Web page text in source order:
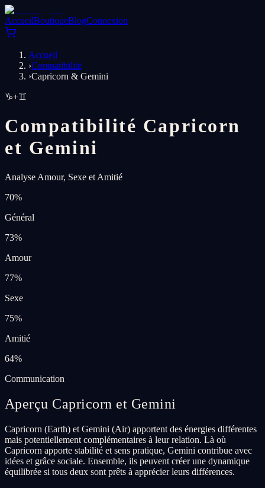
AccueilBoutiqueBlogConnexion
Accueil
›Compatibilité
›Capricorn & Gemini
♑+♊
Compatibilité Capricorn
et Gemini
Analyse Amour, Sexe et Amitié
70%
Général
73%
Amour
77%
Sexe
75%
Amitié
64%
Communication
Aperçu Capricorn et Gemini
Capricorn (Earth) et Gemini (Air) apportent des énergies différentes
mais potentiellement complémentaires à leur relation. Là où
Capricorn apporte stabilité et sens pratique, Gemini contribue avec
idées et grâce sociale. Ensemble, ils peuvent créer une dynamique
équilibrée si tous deux sont prêts à apprécier leurs différences.